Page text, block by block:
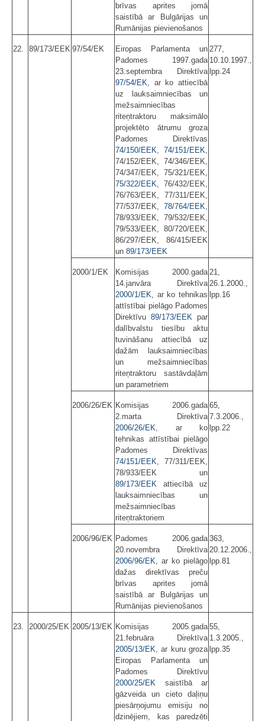
brīvas aprites jomā
saistībā ar Bulgārijas un
Rumānijas pievienošanos
22. 89/173/EEK 97/54/EK
Eiropas Parlamenta un
Padomes 1997.gada
23.septembra Direktīva
97/54/EK , ar ko attiecībā
uz lauksaimniecības un
mežsaimniecības
riteņtraktoru maksimālo
projektēto ātrumu groza
Padomes Direktīvas
74/150/EEK
74/151/EEK
74/152/EEK, 74/346/EEK,
74/347/EEK, 75/321/EEK,
75/322/EEK , 76/432/EEK,
76/763/EEK, 77/311/EEK,
77/537/EEK, 78/764/EEK
78/933/EEK, 79/532/EEK,
79/533/EEK, 80/720/EEK,
86/297/EEK, 86/415/EEK
un 89/173/EEK
277,
10.10.1997.,
lpp.24
2000/1/EK
Komisijas 2000.gada
14.janvāra Direktīva
2000/1/EK , ar ko tehnikas
attīstībai pielāgo Padomes
Direktīvu 89/173/EEK par
dalībvalstu tiesību aktu
tuvināšanu attiecībā uz
dažām lauksaimniecības
un mežsaimniecības
riteņtraktoru sastāvdaļām
un parametriem
21,
26.1.2000.,
lpp.16
2006/26/EK Komisijas 2006.gada
2.marta Direktīva
2006/26/EK , ar ko
tehnikas attīstībai pielāgo
Padomes Direktīvas
74/151/EEK , 77/311/EEK,
78/933/EEK un
89/173/EEK attiecībā uz
lauksaimniecības un
mežsaimniecības
riteņtraktoriem
65,
7.3.2006.,
lpp.22
2006/96/EK Padomes 2006.gada
20.novembra Direktīva
2006/96/EK , ar ko pielāgo
dažas direktīvas preču
brīvas aprites jomā
saistībā ar Bulgārijas un
Rumānijas pievienošanos
363,
20.12.2006.,
lpp.81
23. 2000/25/EK 2005/13/EK Komisijas 2005.gada
21.februāra Direktīva
2005/13/EK , ar kuru groza
Eiropas Parlamenta un
Padomes Direktīvu
2000/25/EK saistībā ar
gāzveida un cieto daļiņu
piesārņojumu emisiju no
dzinējiem, kas paredzēti
55,
1.3.2005.,
lpp.35